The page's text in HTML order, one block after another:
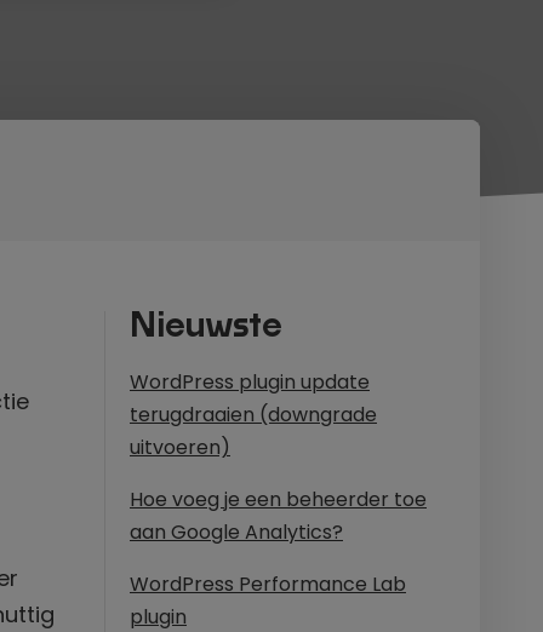
Nieuwste
WordPress plugin update
terugdraaien (downgrade
uitvoeren)
Hoe voeg je een beheerder toe
aan Google Analytics?
WordPress Performance Lab
plugin